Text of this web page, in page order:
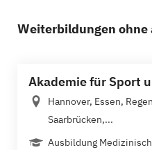
Weiterbildungen
Akademie für Sport
Hannover, Essen,
Saarbrücken,...
Ausbildung